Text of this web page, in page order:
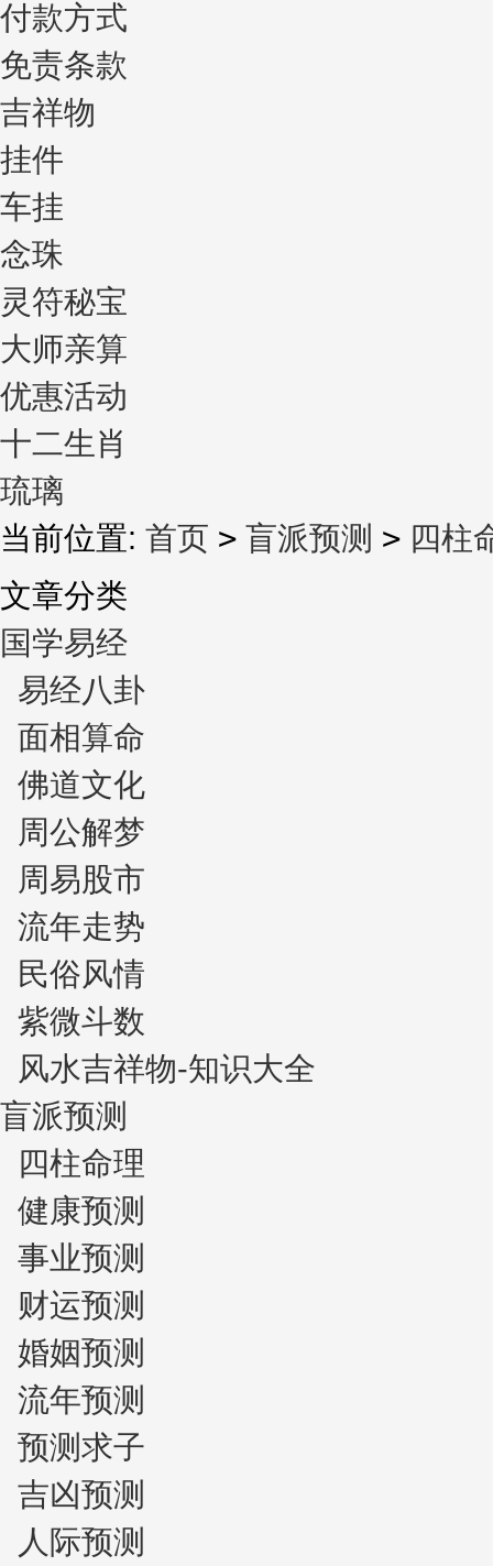
付款方式
免责条款
吉祥物
挂件
车挂
念珠
灵符秘宝
大师亲算
优惠活动
十二生肖
琉璃
当前位置: 首页 > 盲派预测 > 四柱
文章分类
国学易经
易经八卦
面相算命
佛道文化
周公解梦
周易股市
流年走势
民俗风情
紫微斗数
风水吉祥物-知识大全
盲派预测
四柱命理
健康预测
事业预测
财运预测
婚姻预测
流年预测
预测求子
吉凶预测
人际预测